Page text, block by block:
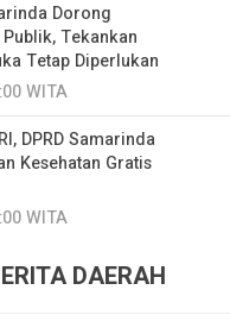
Dorong
Tekankan
Tetap Diperlukan
WITA
DPRD Samarinda
Kesehatan Gratis
WITA
DAERAH